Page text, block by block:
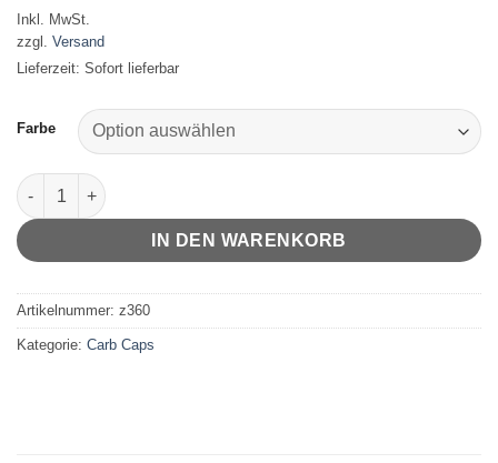
Inkl. MwSt.
zzgl. Versand
Lieferzeit: Sofort lieferbar
Farbe
Octopus Marble & Screw Menge
IN DEN WARENKORB
Artikelnummer: z360
Kategorie: Carb Caps